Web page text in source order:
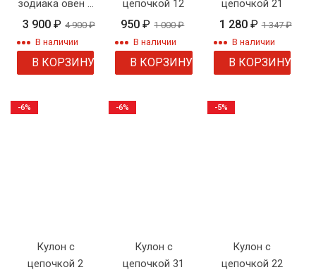
зодиака овен с
цепочкой
3 900 ₽ 4 900₽
В наличии
В КОРЗИНУ
цепочкой 12
950₽ 1 000₽
В наличии
В КОРЗИНУ
цепочкой 21
1 280 ₽ 1 347₽
В наличии
В КОРЗИНУ
Кулон с
цепочкой 2
-6%
Кулон с
цепочкой 31
-6%
Кулон с
цепочкой 22
-5%